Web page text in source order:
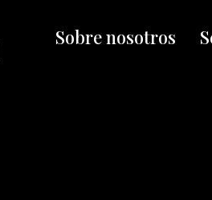
Sobre nosotros